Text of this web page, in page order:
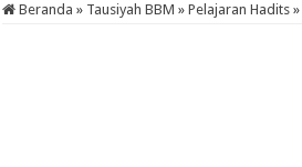
Beranda » Tausiyah BBM » Pelajaran Hadits »